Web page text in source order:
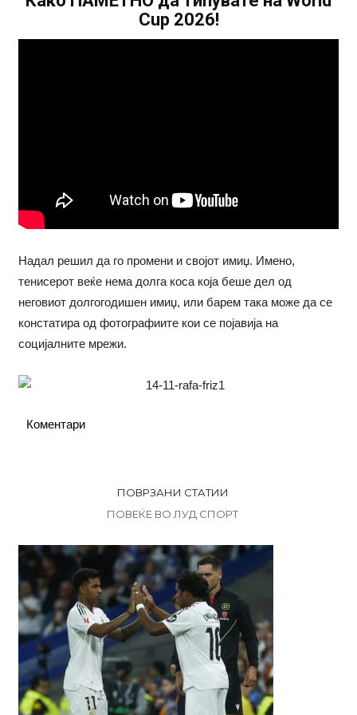
Cup 2026!
Надал решил да го промени и својот имиџ. Имено,
тенисерот веќе нема долга коса која беше дел од
неговиот долгогодишен имиџ, или барем така може да се
констатира од фотографиите кои се појавија на
социјалните мрежи.
Коментари
ПОВРЗАНИ СТАТИИ
ПОВЕЌЕ ВО ЛУД СПОРТ